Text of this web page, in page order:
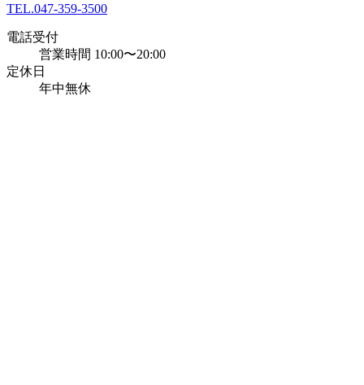
TEL.047-359-3500
電話受付
営業時間 10:00〜20:00
定休日
年中無休